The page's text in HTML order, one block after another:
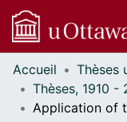
Communautés
et collections
Parcourir
Accueil